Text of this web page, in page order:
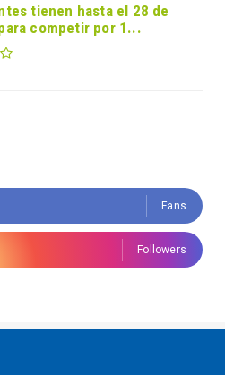
tienen hasta el 28 de
competir por 1...
Fans
Followers